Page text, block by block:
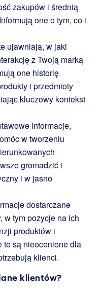
zakupów i średnią
one o tym, co i
ujawniają, w jaki
z Twoją marką
one historię
i przedmioty
kluczowy kontekst
informacje,
w tworzeniu
gromadzić i
i w jasno
dostarczane
w tym pozycje na ich
produktów i
te są nieocenione dla
klienci.
klientów?